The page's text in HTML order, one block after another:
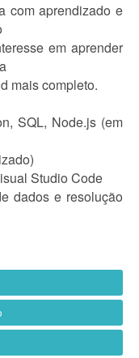
com aprendizado e
em aprender
mais completo.
SQL, Node.js (em
Studio Code
dados e resolução